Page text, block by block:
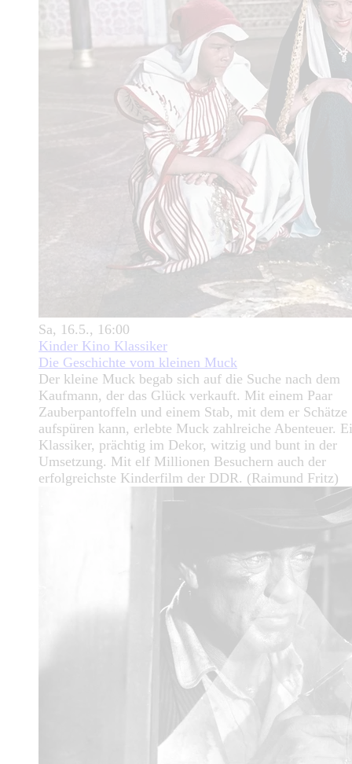
Sa, 16.5., 16:00
Kinder Kino Klassiker
Die Geschichte vom kleinen Muck
Der kleine Muck begab sich auf die Suche nach dem
Kaufmann, der das Glück verkauft. Mit einem Paar
Zauberpantoffeln und einem Stab, mit dem er Schätze
aufspüren kann, erlebte Muck zahlreiche Abenteuer.
Klassiker, prächtig im Dekor, witzig und bunt in der
Umsetzung. Mit elf Millionen Besuchern auch der
erfolgreichste Kinderfilm der DDR. (Raimund Fritz)